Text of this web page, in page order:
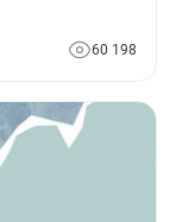
60 198